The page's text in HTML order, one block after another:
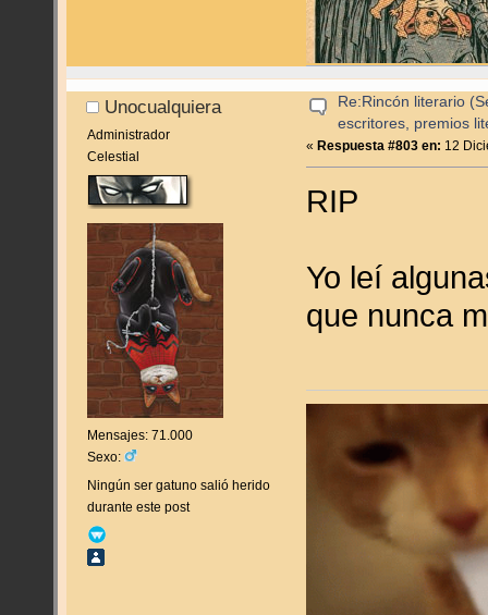
Unocualquiera
Administrador
Celestial
Mensajes: 71.000
Sexo:
Ningún ser gatuno salió herido
durante este post
Re:Rincón literario
escritores, premios
« Respuesta #803 en: 12
RIP
Yo leí
que nunca